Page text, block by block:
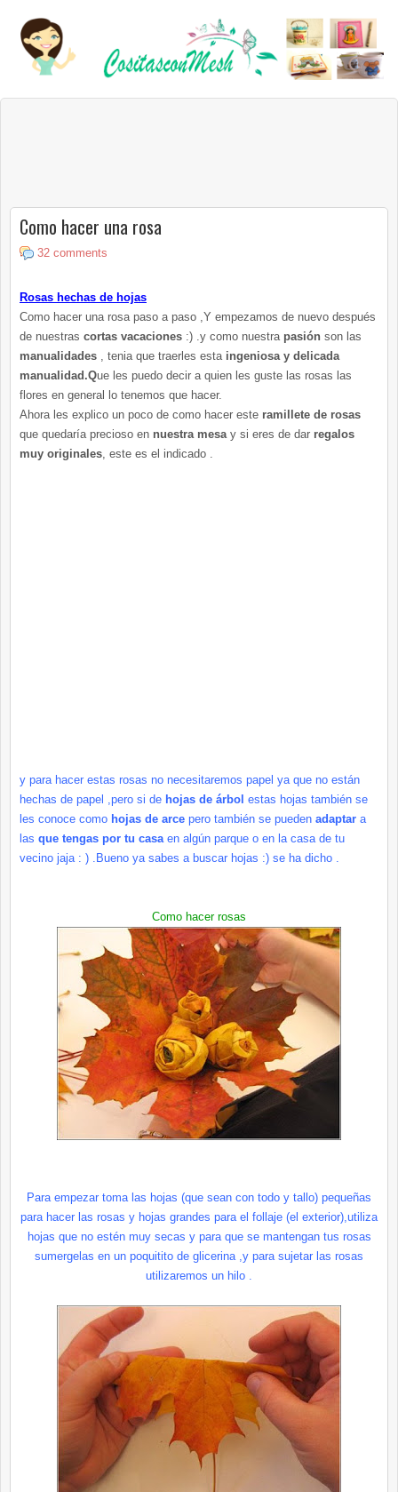
Como hacer una rosa
32 comments
Rosas hechas de hojas
Como hacer una rosa paso a paso ,Y empezamos de nuevo después
de nuestras cortas vacaciones :) .y como nuestra pasión son las
manualidades
, tenia que traerles esta ingeniosa y delicada
manualidad.Que les puedo decir a quien les guste las rosas las
flores en general lo tenemos que hacer.
Ahora les explico un poco de como hacer este ramillete de rosas
que quedaría precioso en nuestra mesa y si eres de dar regalos
muy originales , este es el indicado .
y para hacer estas rosas no necesitaremos papel ya que no están
hechas de papel ,pero si de hojas de árbol estas hojas también se
les conoce como hojas de arce pero también se pueden adaptar a
las que tengas por tu casa en algún parque o en la casa de tu
vecino jaja : ) .Bueno ya sabes a buscar hojas :) se ha dicho .
Como hacer rosas
Para empezar toma las hojas (que sean con todo y tallo) pequeñas
para hacer las rosas y hojas grandes para el follaje (el exterior),utiliza
hojas que no estén muy secas y para que se mantengan tus rosas
sumergelas en un poquitito de glicerina ,y para sujetar las rosas
utilizaremos un hilo .